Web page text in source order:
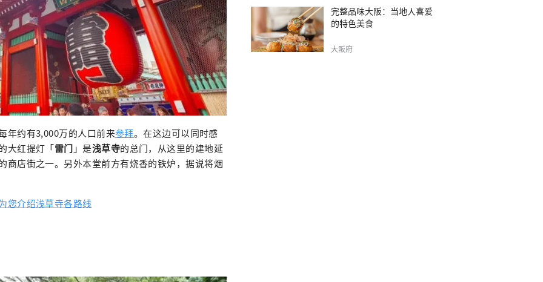
年约有3,000万的人口前来参拜。在这边可以同时感
大红提灯「雷门 」是浅草寺的总门，从这里的建地延
商店街之一。另外本堂前方有烧香的铁炉，据说将烟
您介绍浅草寺各路线
完整品味大阪：当地人喜爱
的特色美食
大阪府